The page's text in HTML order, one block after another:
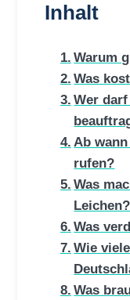
Inhalt
Warum
Was
Wer
Ab
rufen?
Was
Leichen?
Was
Wie
Was